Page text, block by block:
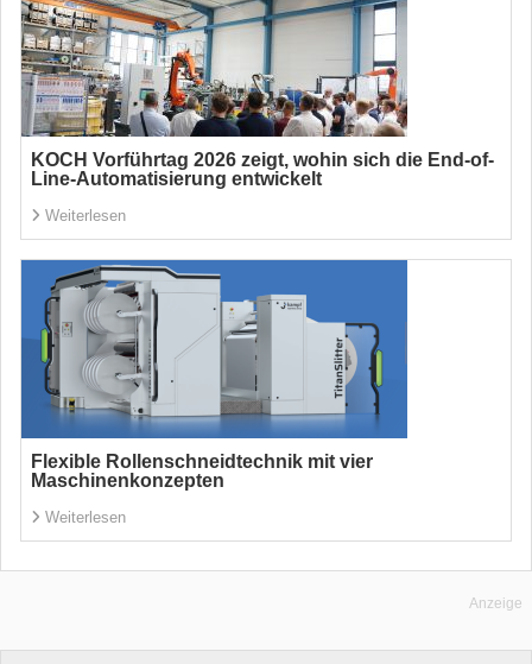
KOCH Vorführtag 2026 zeigt, wohin sich die End-of-
Line-Automatisierung entwickelt
Weiterlesen
Flexible Rollenschneidtechnik mit vier
Maschinenkonzepten
Weiterlesen
Anzeige